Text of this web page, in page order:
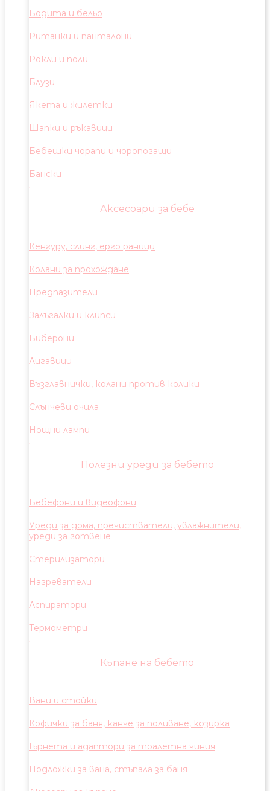
Бодита и бельо
Ританки и панталони
Рокли и поли
Блузи
Якета и жилетки
Шапки и ръкавици
Бебешки чорапи и чоропогащи
Бански
Аксесоари за бебе
Кенгуру, слинг, ерго раници
Колани за прохождане
Предпазители
Залъгалки и клипси
Биберони
Лигавици
Възглавнички, колани против колики
Слънчеви очила
Нощни лампи
Полезни уреди за бебето
Бебефони и видеофони
Уреди за дома, пречистватели, увлажнители,
уреди за готвене
Стерилизатори
Нагреватели
Аспиратори
Термометри
Къпане на бебето
Вани и стойки
Кофички за баня, канче за поливане, козирка
Гърнета и адаптори за тоалетна чиния
Подложки за вана, стъпала за баня